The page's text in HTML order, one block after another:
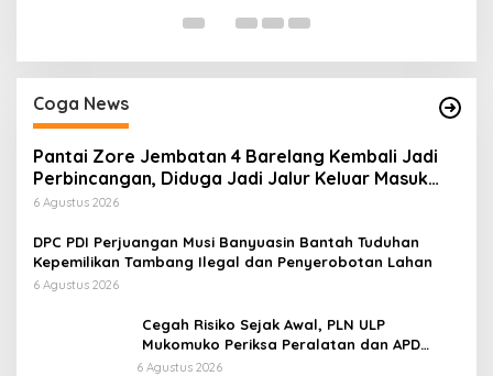
Coga News
Pantai Zore Jembatan 4 Barelang Kembali Jadi
Perbincangan, Diduga Jadi Jalur Keluar Masuk
Barang Tanpa Dokumen Kepabeanan, Nama
Mengungkap Dugaan Aktivitas di Kawasan Pesisir
6 Agustus 2026
DPC PDI Perjuangan Musi Banyuasin Bantah Tuduhan
Kepemilikan Tambang Ilegal dan Penyerobotan Lahan
6 Agustus 2026
Cegah Risiko Sejak Awal, PLN ULP
Mukomuko Periksa Peralatan dan APD
Petugas secara Rutin
6 Agustus 2026